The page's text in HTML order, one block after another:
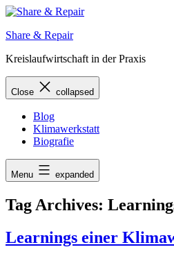
Skip
content
Share & Repair
Kreislaufwirtschaft in der Praxis
Close collapsed
Blog
Klimawerkstatt
Biografie
Menu expanded
Tag Archives:
Learnings einer